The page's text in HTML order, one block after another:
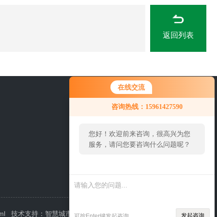
在线交流
咨询热线：15961427590
您好！欢迎前来咨询，很高兴为您
服务，请问您要咨询什么问题呢？
发起咨询
返回列表
0519-86922571
技术支持： 智慧城市网 管理登陆